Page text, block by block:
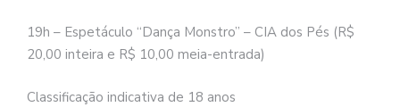
19h – Espetáculo “Dança Monstro” – CIA dos Pés (R$
20,00 inteira e R$ 10,00 meia-entrada)
Classificação indicativa de 18 anos